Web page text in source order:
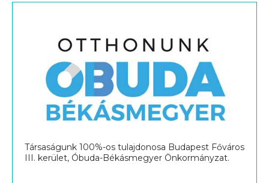
Társaságunk 100%-os tulajdonosa Budapest Főváros
III. kerület, Óbuda-Békásmegyer Önkormányzat.